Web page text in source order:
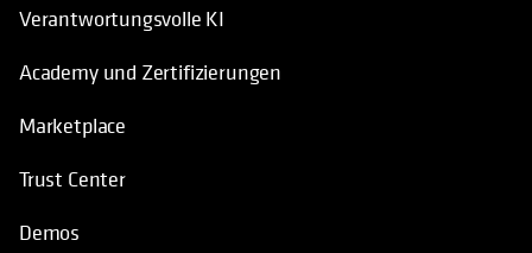
Verantwortungsvolle KI
Academy und Zertifizierungen
Marketplace
Trust Center
Demos